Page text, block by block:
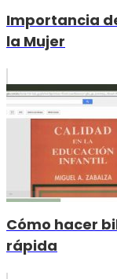
Importancia
la Mujer
Cómo hacer
rápida